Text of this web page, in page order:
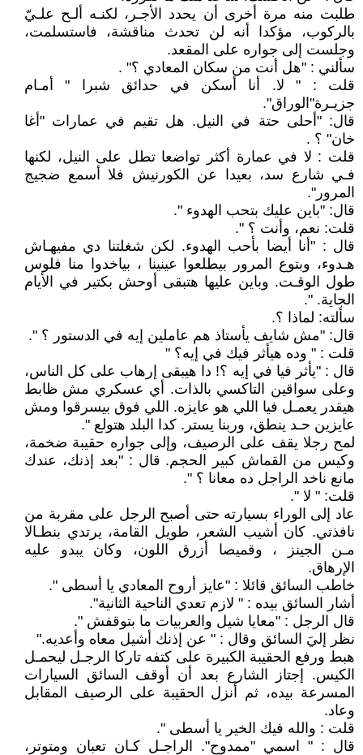
طلبت منه مرة أخرى أن يحدد الأجـر، لكنـه ألـح علـيّ
بالركوب، مؤكدا أنه لن تحدث مناقشة، فاستسلمت،
وجلست إلى جواره على المقعد.
سألني : "هل أنت من سكان المعادي ؟" .
قلت : " لا. أنا أسكن في حدائق شبرا " أمـام
جزيـرة"الوراق".
قال: "أحلى حتة في النيل. هل تقيم في عمارات "أغا
خان" ؟ .
قلت : لا في عمارة أكثر تواضعا تطل على النيل، لكنها
فـي شارع سد، بعيدا عن الكورنيش فلا أسمع ضجيج
المرور".
قال: "باين عليك بتحب الهدوء ".
قلت: نعم، وأنت ؟ ".
قال : "أنا أيضا بأحب الهدوء. لكن شغلتنا دي مفيهـاش
هـدوء، وبتوع المرور بيطلعوا عينينا ، بياخدوا منا فلوس
طول الوقـت. وباين عليها هتبقى أوحش بكتير في الأيام
الجاية. ".
سألته: لماذا ؟.
قال: "مش شايف يأستاذ هم عاملين إيه في الدستور ؟ ".
قلت : " وده هيأثر فيك في إيه؟ "
قال : "يأثر فيا في إيه ؟! دا هيبقى إرهاب على كل الناس،
وعلى سواقين التاكسي بالذات. أي عسكري مش ظابط
هيقدر يعمـل فيا اللي هو عايزه. اللي فوق بيسرقوا ومش
عايزين حـد ينطق، وربنا يستر. كدا البلد هتولع ".
لمح رجلا يقف على الرصيف، وإلى جواره حقيبة ضخمة،
وكيس من القماش كبير الحجم. قال : "بعد إذنك، عندك
مانع ناخد الراجل ده معانا ؟ ".
قلت: " لا ".
عاد إلى الوراء بسيارته حتى أصبح الرجل على مقربة من
نافذتي. كان أشيب الشعر، طويل القامة، يرتدي بنطـالا
مـن الجينز ، وقميصا أزرق اللون، وكان يبدو عليه
الإرهاق.
خاطب السائق قائلا : "عايز أروح المعادي يا أسطى ".
أشار السائق بيده : " لازم تعدي الناحية الثانية".
قال الرجل : "معايا شيل والعربيات ما بتوقفش ".
نظر إليَ السائق وقال : " عن إذنك أشيل معاه وأعديه."
هبط ورفع الحقيبة الكبيرة على كتفه تاركا الرجـل ليحمـل
الكيس. إجتاز الشارع بعد أن أوقف السائق السيارات
المسرعة بيده، ثم أنزل الحقيبة على الرصيف المقابل
وعاد.
قلت : والله فيك الخير يا أسطى ".
قال : " اسمي "ممدوح". الراجـل كـان تعبان ومتوتر،